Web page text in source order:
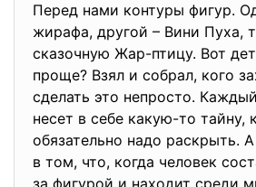
Перед нами контуры фигур.
жирафа, другой – Вини Пуха,
сказочную Жар-птицу. Вот
проще? Взял и собрал, кого
сделать это непросто.
несет в себе какую-то тайну,
обязательно надо раскрыть.
в том, что, когда человек
за фигурой и находит среди